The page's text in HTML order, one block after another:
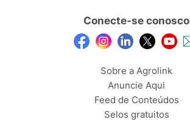
Conecte-se conosco
Sobre a Agrolink
Anuncie Aqui
Feed de Conteúdos
Selos gratuitos